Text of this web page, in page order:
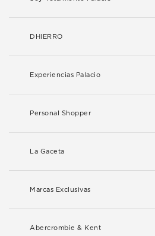
DHIERRO
Experiencias Palacio
Personal Shopper
La Gaceta
Marcas Exclusivas
Abercrombie & Kent